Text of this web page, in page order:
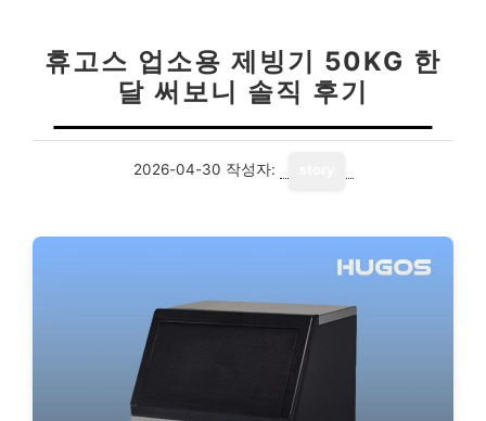
휴고스 업소용 제빙기 50KG 한
달 써보니 솔직 후기
2026-04-30 작성자: